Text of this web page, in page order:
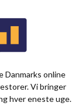
Danmarks online
Vi bringer
hver eneste uge.